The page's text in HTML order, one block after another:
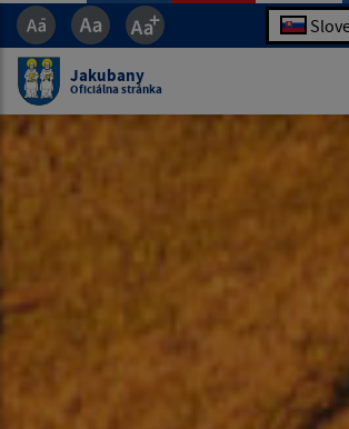
Jakubany
Oficiálna stránka